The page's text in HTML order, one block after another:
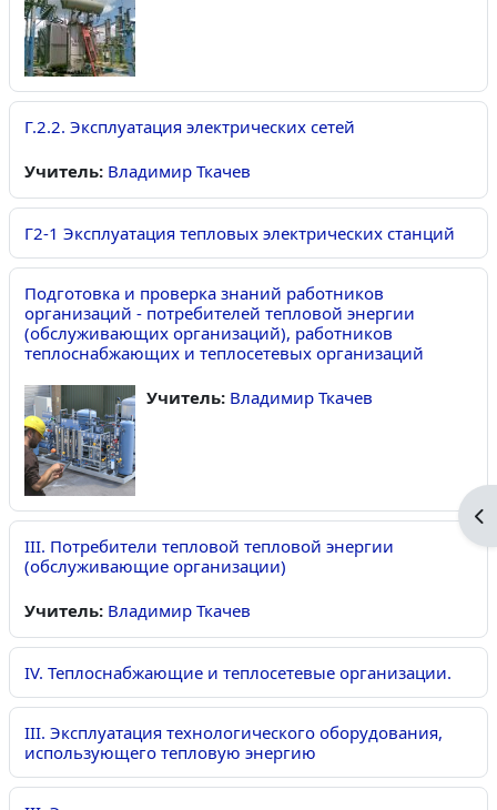
Г.2.2. Эксплуатация электрических сетей
Учитель: Владимир Ткачев
Г2-1 Эксплуатация тепловых электрических станций
Подготовка и проверка знаний работников
организаций - потребителей тепловой энергии
(обслуживающих организаций), работников
теплоснабжающих и теплосетевых организаций
Учитель: Владимир Ткачев
III. Потребители тепловой тепловой энергии
(обслуживающие организации)
Учитель: Владимир Ткачев
IV. Теплоснабжающие и теплосетевые организации.
III. Эксплуатация технологического оборудования,
использующего тепловую энергию